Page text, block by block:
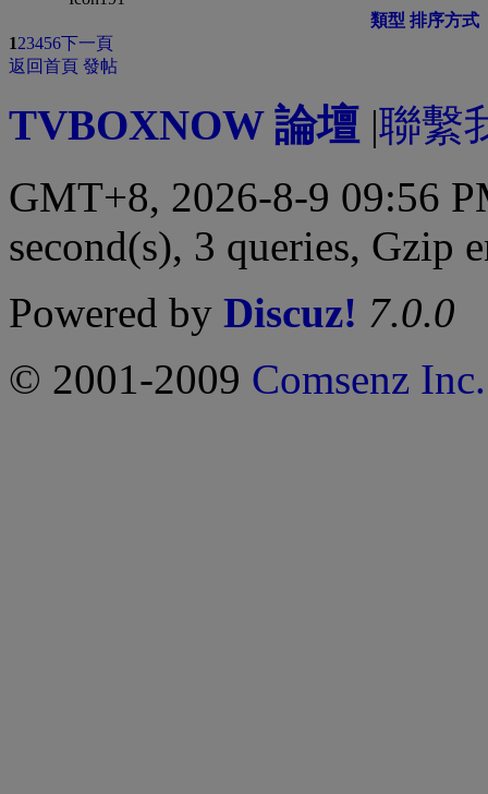
類型 排序方式
123456下一頁
返回首頁 發帖
TVBOXNOW 論壇 |聯繫
GMT+8, 2026-8-9 09:56
second(s), 3 queries, Gzip
Powered by Discuz! 7.0.0
© 2001-2009 Comsenz Inc.